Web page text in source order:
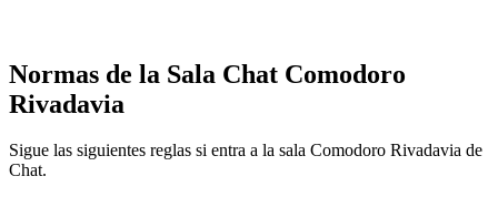
Normas de la Sala Chat Comodoro
Rivadavia
Sigue las siguientes reglas si entra a la sala Comodoro Rivadavia de
Chat.